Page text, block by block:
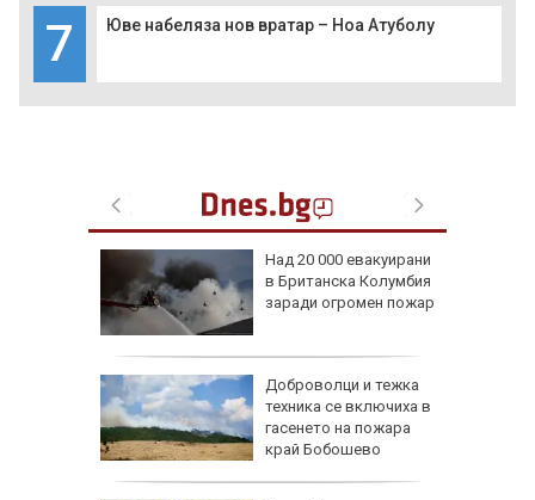
7 Юве набеляза нов вратар – Ноа Атуболу
Над 20 000 евакуирани
в Британска Колумбия
заради огромен пожар
Доброволци и тежка
техника се включиха в
гасенето на пожара
край Бобошево